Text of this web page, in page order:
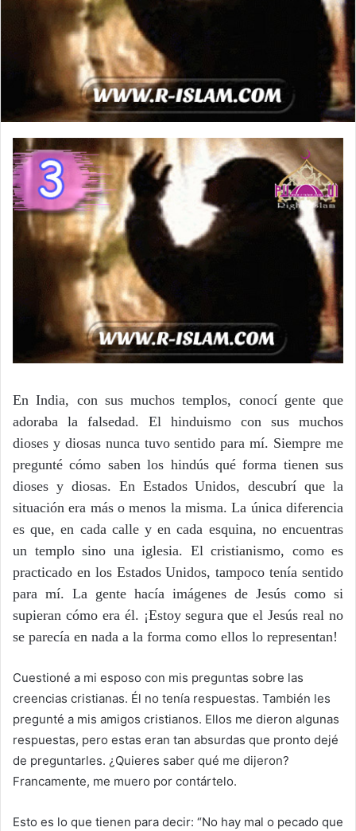
En India, con sus muchos templos, conocí gente que
adoraba la falsedad. El hinduismo con sus muchos
dioses y diosas nunca tuvo sentido para mí. Siempre me
pregunté cómo saben los hindús qué forma tienen sus
dioses y diosas. En Estados Unidos, descubrí que la
situación era más o menos la misma. La única diferencia
es que, en cada calle y en cada esquina, no encuentras
un templo sino una iglesia. El cristianismo, como es
practicado en los Estados Unidos, tampoco tenía sentido
para mí. La gente hacía imágenes de Jesús como si
supieran cómo era él. ¡Estoy segura que el Jesús real no
se parecía en nada a la forma como ellos lo representan!
Cuestioné a mi esposo con mis preguntas sobre las
creencias cristianas. Él no tenía respuestas. También les
pregunté a mis amigos cristianos. Ellos me dieron algunas
respuestas, pero estas eran tan absurdas que pronto dejé
de preguntarles. ¿Quieres saber qué me dijeron?
Francamente, me muero por contártelo.
Esto es lo que tienen para decir: “No hay mal o pecado que